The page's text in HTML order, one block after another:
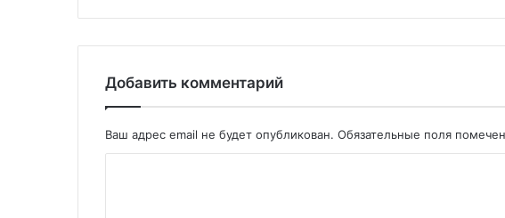
Добавить комментарий
Ваш адрес email не будет опубликован. Обязательные поля